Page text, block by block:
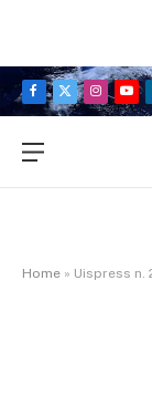
Facebook
X
Home » Uispress n. 2